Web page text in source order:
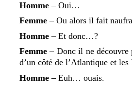
Homme – Oui…
Femme – Ou alors il fait
Homme – Et donc…?
Femme – Donc il ne découvre
dʼun côté de lʼAtlantique et les
Homme – Euh… ouais.